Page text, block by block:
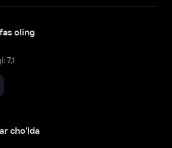
oling
7,1
cho'lda